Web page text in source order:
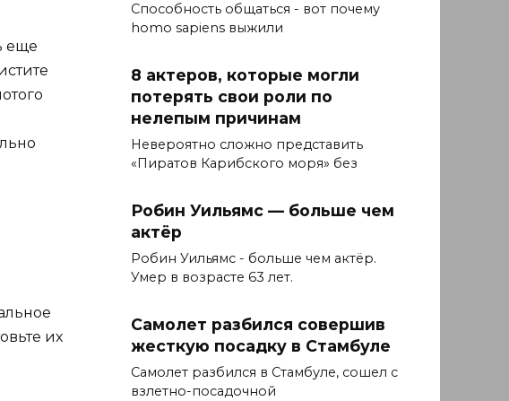
еще
их
Способность общаться - вот почему
homo sapiens выжили
8 актеров, которые могли
потерять свои роли по
нелепым причинам
Невероятно сложно представить
«Пиратов Карибского моря» без
Робин Уильямс — больше чем
актёр
Робин Уильямс - больше чем актёр.
Умер в возрасте 63 лет.
Самолет разбился совершив
жесткую посадку в Стамбуле
Самолет разбился в Стамбуле, сошел с
взлетно-посадочной